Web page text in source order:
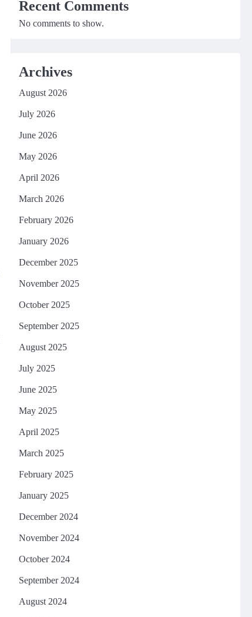
Recent Comments
No comments to show.
Archives
August 2026
July 2026
June 2026
May 2026
April 2026
March 2026
February 2026
January 2026
December 2025
November 2025
October 2025
September 2025
August 2025
July 2025
June 2025
May 2025
April 2025
March 2025
February 2025
January 2025
December 2024
November 2024
October 2024
September 2024
August 2024